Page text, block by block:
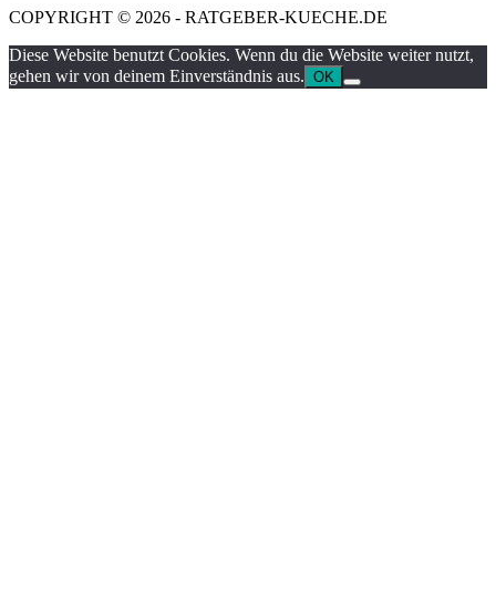
COPYRIGHT © 2026 - RATGEBER-KUECHE.DE
Diese Website benutzt Cookies. Wenn du die Website weiter nutzt,
gehen wir von deinem Einverständnis aus. OK